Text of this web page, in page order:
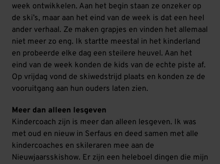
week ontwikkelen. Aan het begin staan ze onzeker op
de ski’s, maar aan het eind van de week is dat een heel
ander verhaal. Ze maken grapjes en vinden het allemaal
niet meer zo eng. Ik startte meestal in het kinderland
en probeerde elke dag een steilere heuvel. Aan het
eind van de week konden de kids van de echte piste af.
Op vrijdag vond de skiwedstrijd plaats en konden ze de
vooruitgang aan hun ouders laten zien.
Meer dan alleen lesgeven
Kindercoach zijn is meer dan alleen lesgeven. Ik was
met oud en nieuw in Serfaus en deed samen met alle
kindercoaches en skileraren mee aan de
Nieuwjaarsskishow. Er zijn een heleboel dingen die mijn